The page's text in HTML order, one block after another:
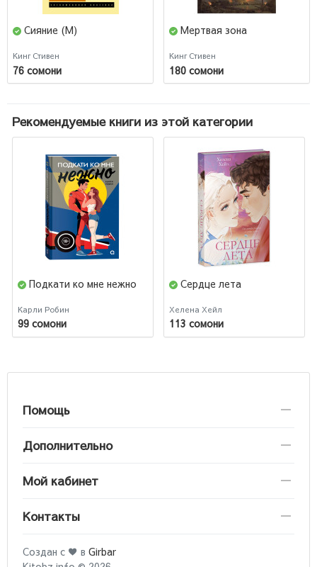
Сияние (М)
Кинг Стивен
76 сомони
Мертвая зона
Кинг Стивен
180 сомони
Рекомендуемые книги из этой категории
Подкати ко мне нежно
Карли Робин
99 сомони
Сердце лета
Хелена Хейл
113 сомони
Помощь
Дополнительно
Мой кабинет
Контакты
Создан с ♥ в Girbar